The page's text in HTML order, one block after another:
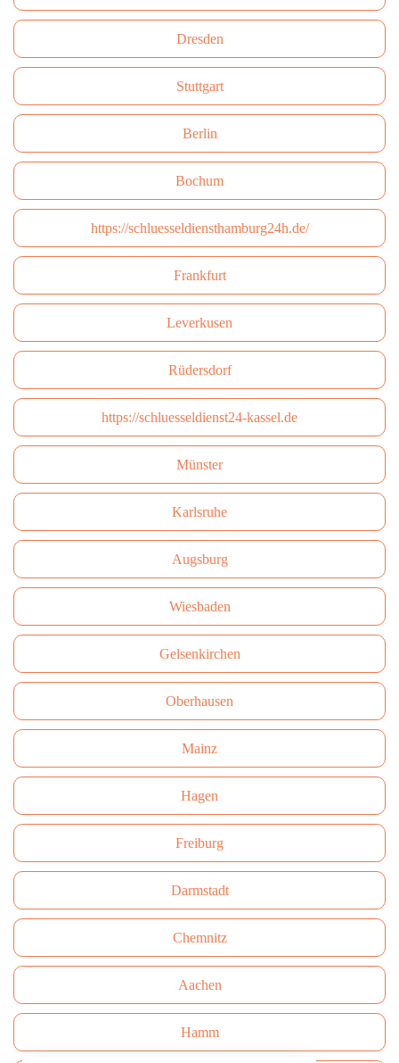
Dresden
Stuttgart
Berlin
Bochum
https://schluesseldiensthamburg24h.de/
Frankfurt
Leverkusen
Rüdersdorf
https://schluesseldienst24-kassel.de
Münster
Karlsruhe
Augsburg
Wiesbaden
Gelsenkirchen
Oberhausen
Mainz
Hagen
Freiburg
Darmstadt
Сhemnitz
Aachen
Hamm